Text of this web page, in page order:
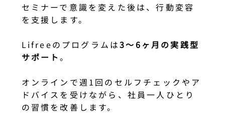
セミナーで意識を変えた後は、行動変容
を支援します。
Lifreeのプログラムは3〜6ヶ月の実践型
サポート。
オンラインで週1回のセルフチェックやア
ドバイスを受けながら、社員一人ひとり
の習慣を改善します。